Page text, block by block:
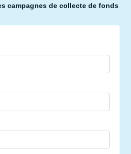
campagnes de collecte de fonds